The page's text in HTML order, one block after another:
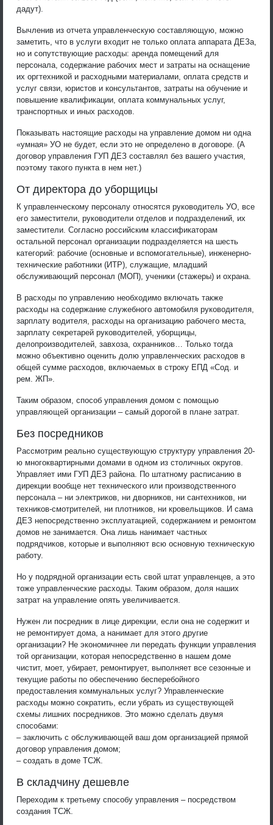
дадут).
Вычленив из отчета управленческую составляющую, можно
заметить, что в услуги входит не только оплата аппарата ДЕЗа,
но и сопутствующие расходы: аренда помещений для
персонала, содержание рабочих мест и затраты на оснащение
их оргтехникой и расходными материалами, оплата средств и
услуг связи, юристов и консультантов, затраты на обучение и
повышение квалификации, оплата коммунальных услуг,
транспортных и иных расходов.
Показывать настоящие расходы на управление домом ни одна
«умная» УО не будет, если это не определено в договоре. (А
договор управления ГУП ДЕЗ составлял без вашего участия,
поэтому такого пункта в нем нет.)
От директора до уборщицы
К управленческому персоналу относятся руководитель УО, все
его заместители, руководители отделов и подразделений, их
заместители. Согласно российским классификаторам
остальной персонал организации подразделяется на шесть
категорий: рабочие (основные и вспомогательные), инженерно-
технические работники (ИТР), служащие, младший
обслуживающий персонал (МОП), ученики (стажеры) и охрана.
В расходы по управлению необходимо включать также
расходы на содержание служебного автомобиля руководителя,
зарплату водителя, расходы на организацию рабочего места,
зарплату секретарей руководителей, уборщицы,
делопроизводителей, завхоза, охранников… Только тогда
можно объективно оценить долю управленческих расходов в
общей сумме расходов, включаемых в строку ЕПД «Сод. и
рем. ЖП».
Таким образом, способ управления домом с помощью
управляющей организации – самый дорогой в плане затрат.
Без посредников
Рассмотрим реально существующую структуру управления 20-
ю многоквартирными домами в одном из столичных округов.
Управляет ими ГУП ДЕЗ района. По штатному расписанию в
дирекции вообще нет технического или производственного
персонала – ни электриков, ни дворников, ни сантехников, ни
техников-смотрителей, ни плотников, ни кровельщиков. И сама
ДЕЗ непосредственно эксплуатацией, содержанием и ремонтом
домов не занимается. Она лишь нанимает частных
подрядчиков, которые и выполняют всю основную техническую
работу.
Но у подрядной организации есть свой штат управленцев, а это
тоже управленческие расходы. Таким образом, доля наших
затрат на управление опять увеличивается.
Нужен ли посредник в лице дирекции, если она не содержит и
не ремонтирует дома, а нанимает для этого другие
организации? Не экономичнее ли передать функции управления
той организации, которая непосредственно в нашем доме
чистит, моет, убирает, ремонтирует, выполняет все сезонные и
текущие работы по обеспечению бесперебойного
предоставления коммунальных услуг? Управленческие
расходы можно сократить, если убрать из существующей
схемы лишних посредников. Это можно сделать двумя
способами:
– заключить с обслуживающей ваш дом организацией прямой
договор управления домом;
– создать в доме ТСЖ.
В складчину дешевле
Переходим к третьему способу управления – посредством
создания ТСЖ.